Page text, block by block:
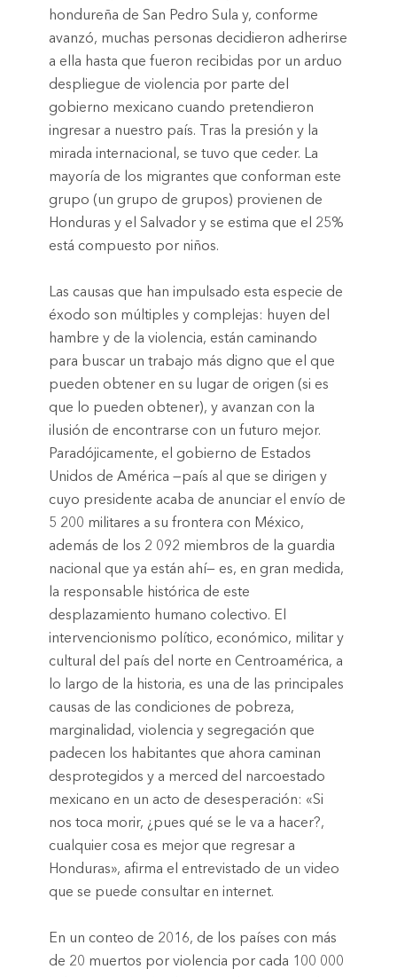
hondureña de San Pedro Sula y, conforme
avanzó, muchas personas decidieron adherirse
a ella hasta que fueron recibidas por un arduo
despliegue de violencia por parte del
gobierno mexicano cuando pretendieron
ingresar a nuestro país. Tras la presión y la
mirada internacional, se tuvo que ceder. La
mayoría de los migrantes que conforman este
grupo (un grupo de grupos) provienen de
Honduras y el Salvador y se estima que el 25%
está compuesto por niños.
Las causas que han impulsado esta especie de
éxodo son múltiples y complejas: huyen del
hambre y de la violencia, están caminando
para buscar un trabajo más digno que el que
pueden obtener en su lugar de origen (si es
que lo pueden obtener), y avanzan con la
ilusión de encontrarse con un futuro mejor.
Paradójicamente, el gobierno de Estados
Unidos de América —país al que se dirigen y
cuyo presidente acaba de anunciar el envío de
5 200 militares a su frontera con México,
además de los 2 092 miembros de la guardia
nacional que ya están ahí— es, en gran medida,
la responsable histórica de este
desplazamiento humano colectivo. El
intervencionismo político, económico, militar y
cultural del país del norte en Centroamérica, a
lo largo de la historia, es una de las principales
causas de las condiciones de pobreza,
marginalidad, violencia y segregación que
padecen los habitantes que ahora caminan
desprotegidos y a merced del narcoestado
mexicano en un acto de desesperación: «Si
nos toca morir, ¿pues qué se le va a hacer?,
cualquier cosa es mejor que regresar a
Honduras», afirma el entrevistado de un video
que se puede consultar en internet.
En un conteo de 2016, de los países con más
de 20 muertos por violencia por cada 100 000